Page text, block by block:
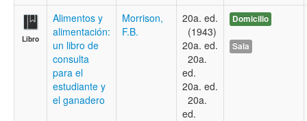
Libro
Alimentos y
alimentación:
un libro de
consulta
para el
estudiante y
el ganadero
Morrison,
F.B.
20a. ed.
(1943)
20a. ed.
20a.
ed.
20a. ed.
20a.
ed.
Domicilio
Sala